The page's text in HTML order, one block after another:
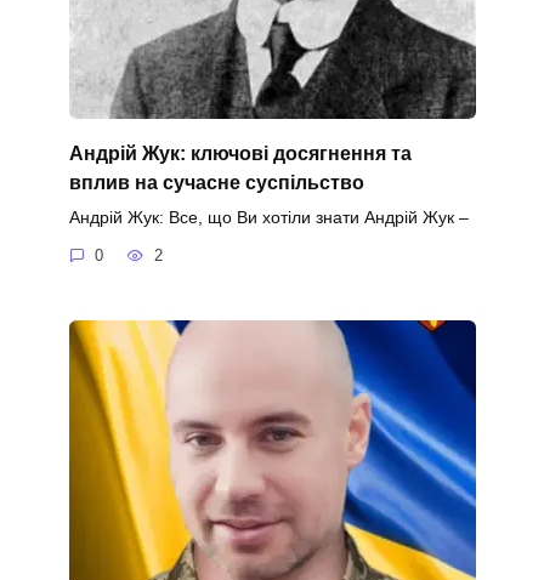
Андрій Жук: ключові досягнення та
вплив на сучасне суспільство
Андрій Жук: Все, що Ви хотіли знати Андрій Жук –
0 2